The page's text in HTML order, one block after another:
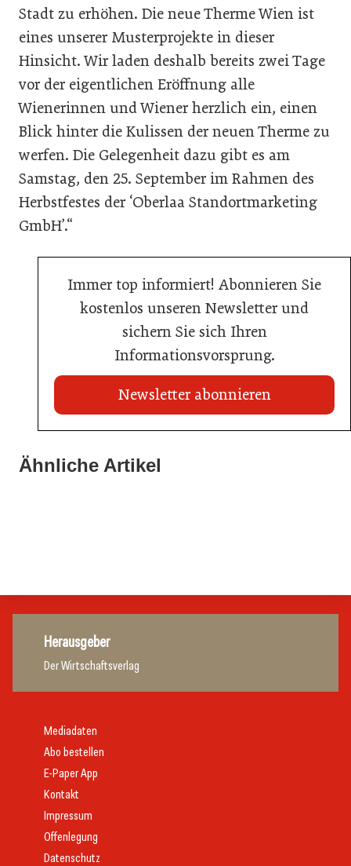
Stadt zu erhöhen. Die neue Therme Wien ist
eines unserer Musterprojekte in dieser
Hinsicht. Wir laden deshalb bereits zwei Tage
vor der eigentlichen Eröffnung alle
Wienerinnen und Wiener herzlich ein, einen
Blick hinter die Kulissen der neuen Therme zu
werfen. Die Gelegenheit dazu gibt es am
Samstag, den 25. September im Rahmen des
Herbstfestes der ‘Oberlaa Standortmarketing
GmbH’.“
Immer top informiert! Abonnieren Sie
kostenlos unseren Newsletter und
sichern Sie sich Ihren
Informationsvorsprung.
Newsletter abonnieren
Ähnliche Artikel
Travel Start-up Night 2026: Beste Tourismus-Idee
Herausgeber
Der Wirtschaftsverlag
Mediadaten
Abo bestellen
E-Paper App
Kontakt
Impressum
Offenlegung
Datenschutz